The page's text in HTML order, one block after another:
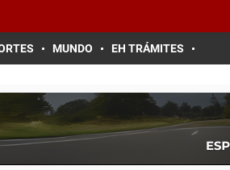
MUNDO EH TRÁMITES